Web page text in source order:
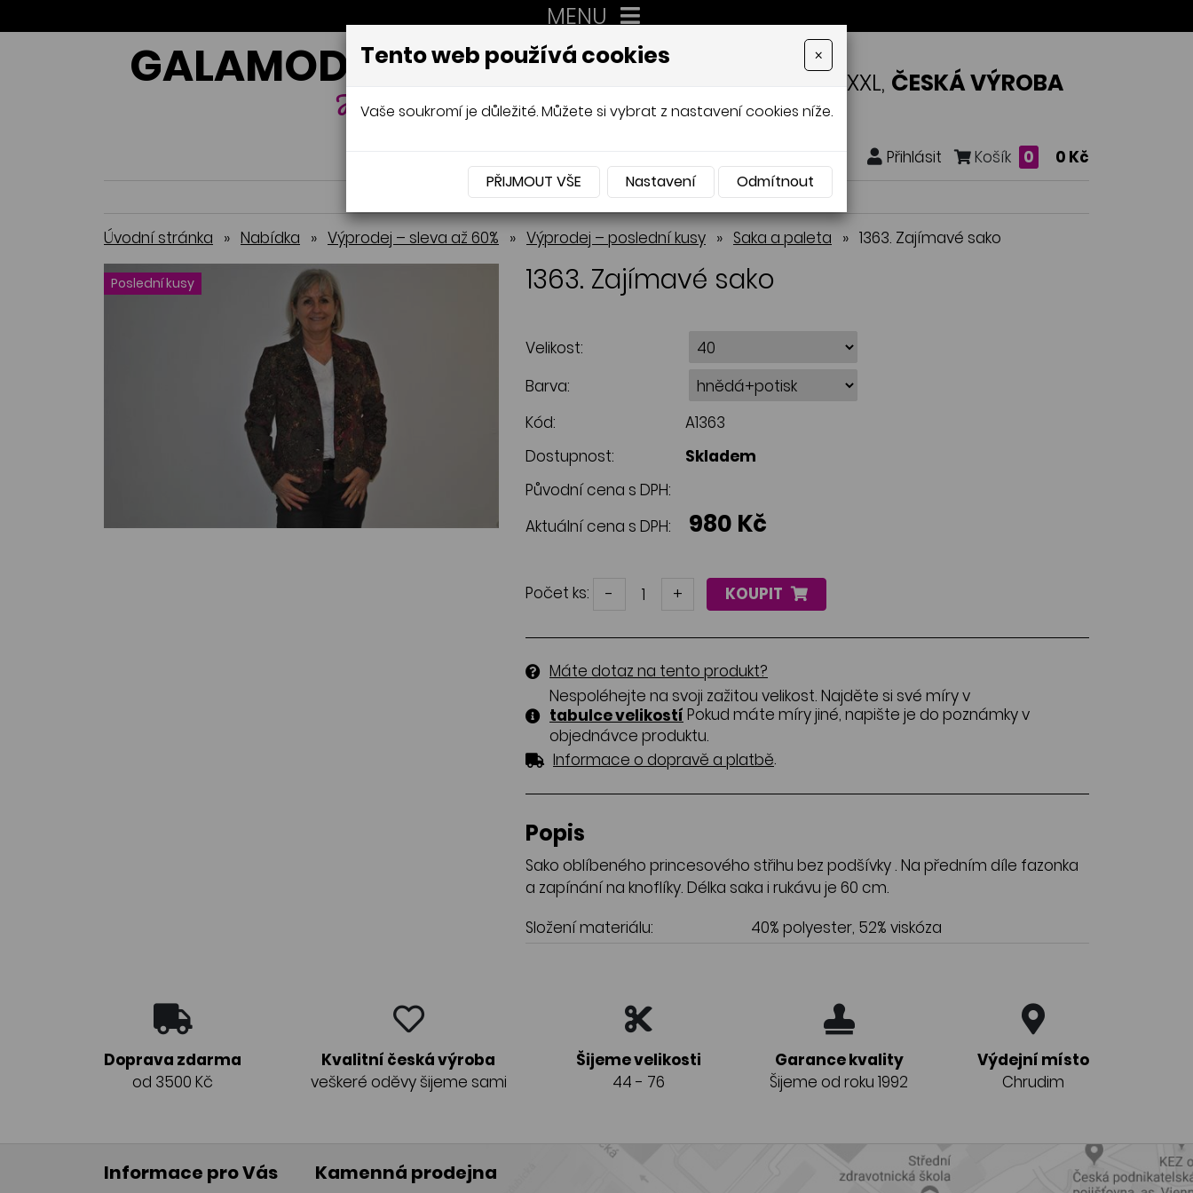
MENU
GALAMODA-XXL
Jana Mládková
AUTORSKÉ ŠITÍ, DÁMSKÉ VELIKOSTI XXL, ČESKÁ VÝROBA
Přihlásit Košík 0 0 Kč
NABÍDKA
Úvodní stránka » Nabídka » Výprodej – sleva až 60% » Výprodej – poslední kusy » Saka a paleta » 1363. Zajímavé sako
Poslední kusy 1363. Zajímavé sako
Velikost:
Barva:
Kód:
A1363
Dostupnost:
Skladem
Původní cena s DPH:
Aktuální cena s DPH:
980 Kč
Počet ks: - + KOUPIT
Máte dotaz na tento produkt?
Nespoléhejte na svoji zažitou velikost. Najděte si své míry v
tabulce velikostí Pokud máte míry jiné, napište je do poznámky v
objednávce produktu.
Informace o dopravě a platbě.
Popis
Sako oblíbeného princesového střihu bez podšívky . Na předním díle fazonka
a zapínání na knoflíky. Délka saka i rukávu je 60 cm.
Složení materiálu:
40% polyester, 52% viskóza
Doprava zdarma
od 3500 Kč
Kvalitní česká výroba
veškeré oděvy šijeme sami
Šijeme velikosti
44 - 76
Garance kvality
Šijeme od roku 1992
Výdejní místo
Chrudim
Informace pro Vás Kamenná prodejna
Tento web používá cookies ×
Vaše soukromí je důležité. Můžete si vybrat z nastavení cookies níže.
PŘIJMOUT VŠE Nastavení Odmítnout